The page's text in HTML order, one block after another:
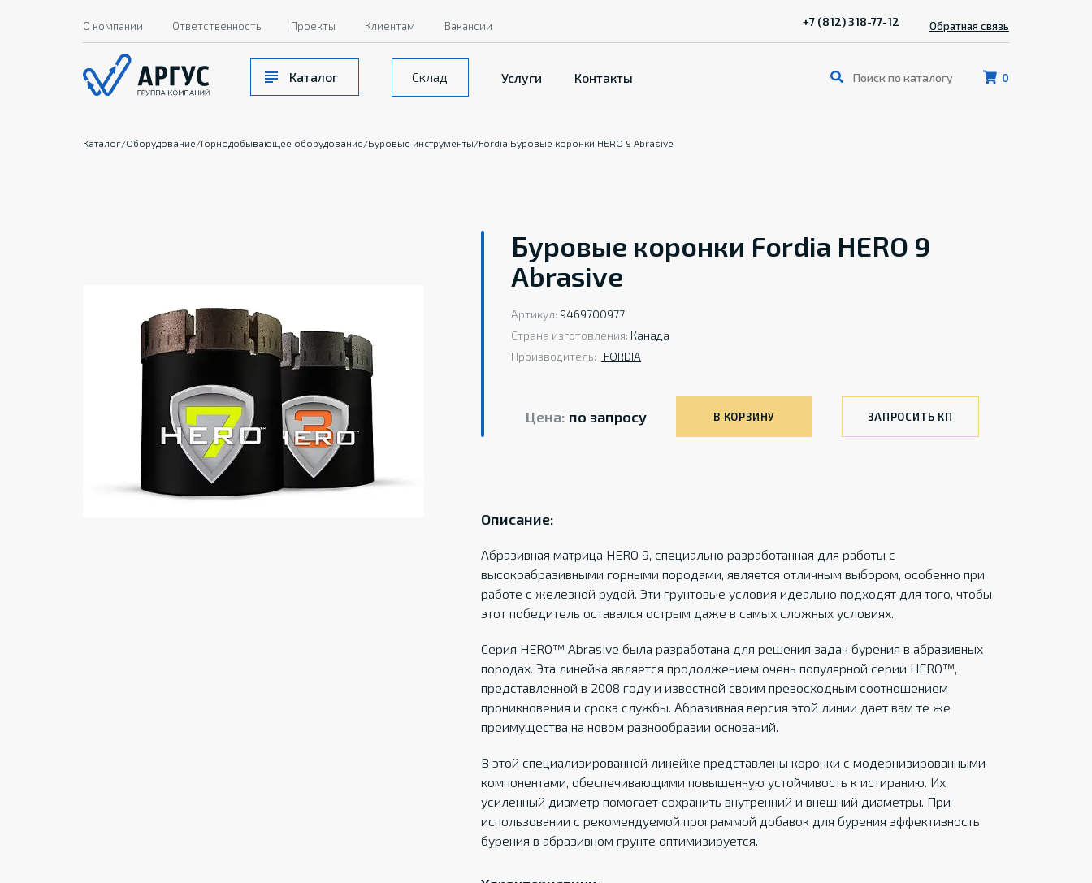
0
Каталог Склад Услуги Контакты
О компании Ответственность Проекты Клиентам Вакансии +7 (812) 318-77-12 Обратная связь
Каталог/Оборудование/Горнодобывающее оборудование/Буровые инструменты/Fordia Буровые коронки HERO 9 Abrasive
Буровые коронки Fordia HERO 9
Abrasive
Артикул: 9469700977
Страна изготовления: Канада
Производитель:
FORDIA
Цена: по запросу В КОРЗИНУ ЗАПРОСИТЬ КП
Описание:
Абразивная матрица HERO 9, специально разработанная для работы с
высокоабразивными горными породами, является отличным выбором, особенно при
работе с железной рудой. Эти грунтовые условия идеально подходят для того, чтобы
этот победитель оставался острым даже в самых сложных условиях.
Серия HERO™ Abrasive была разработана для решения задач бурения в абразивных
породах. Эта линейка является продолжением очень популярной серии HERO™,
представленной в 2008 году и известной своим превосходным соотношением
проникновения и срока службы. Абразивная версия этой линии дает вам те же
преимущества на новом разнообразии оснований.
В этой специализированной линейке представлены коронки с модернизированными
компонентами, обеспечивающими повышенную устойчивость к истиранию. Их
усиленный диаметр помогает сохранить внутренний и внешний диаметры. При
использовании с рекомендуемой программой добавок для бурения эффективность
бурения в абразивном грунте оптимизируется.